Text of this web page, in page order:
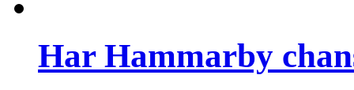
Har Hammarby